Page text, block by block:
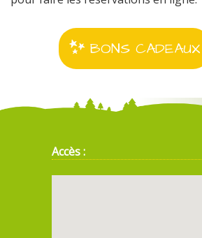
BONS CADEAUX
Accès :